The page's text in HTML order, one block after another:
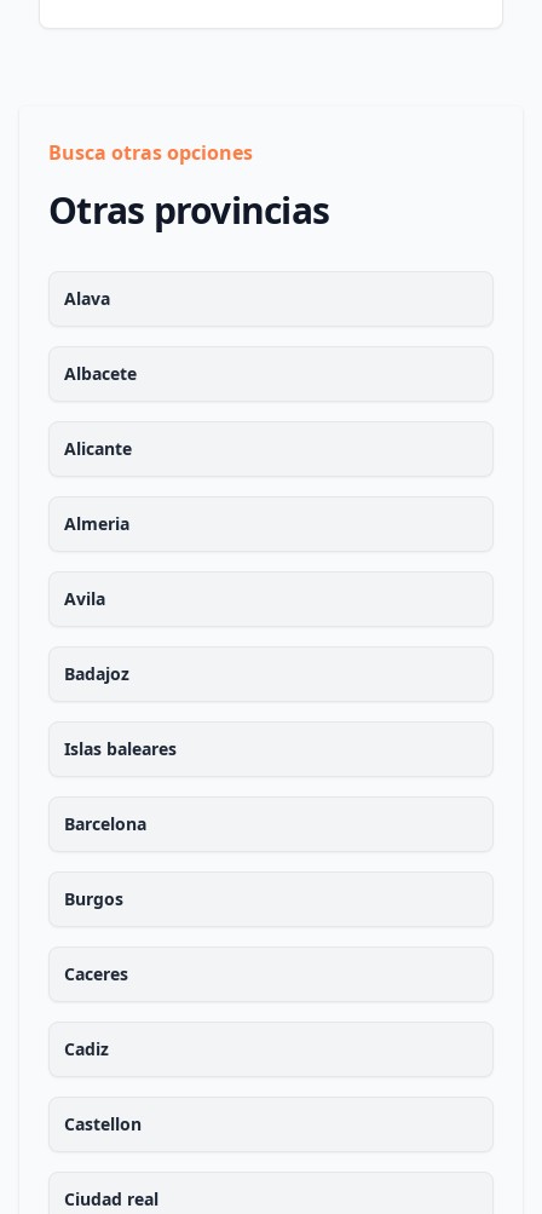
Busca otras opciones
Otras provincias
Alava
Albacete
Alicante
Almeria
Avila
Badajoz
Islas baleares
Barcelona
Burgos
Caceres
Cadiz
Castellon
Ciudad real